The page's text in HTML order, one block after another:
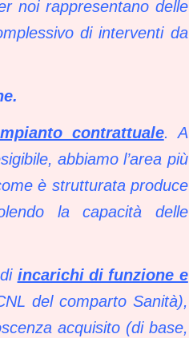
noi rappresentano delle
di interventi da
contrattuale. A
abbiamo l’area più
è strutturata produce
la capacità delle
incarichi di funzione e
del comparto Sanità),
acquisito (di base,